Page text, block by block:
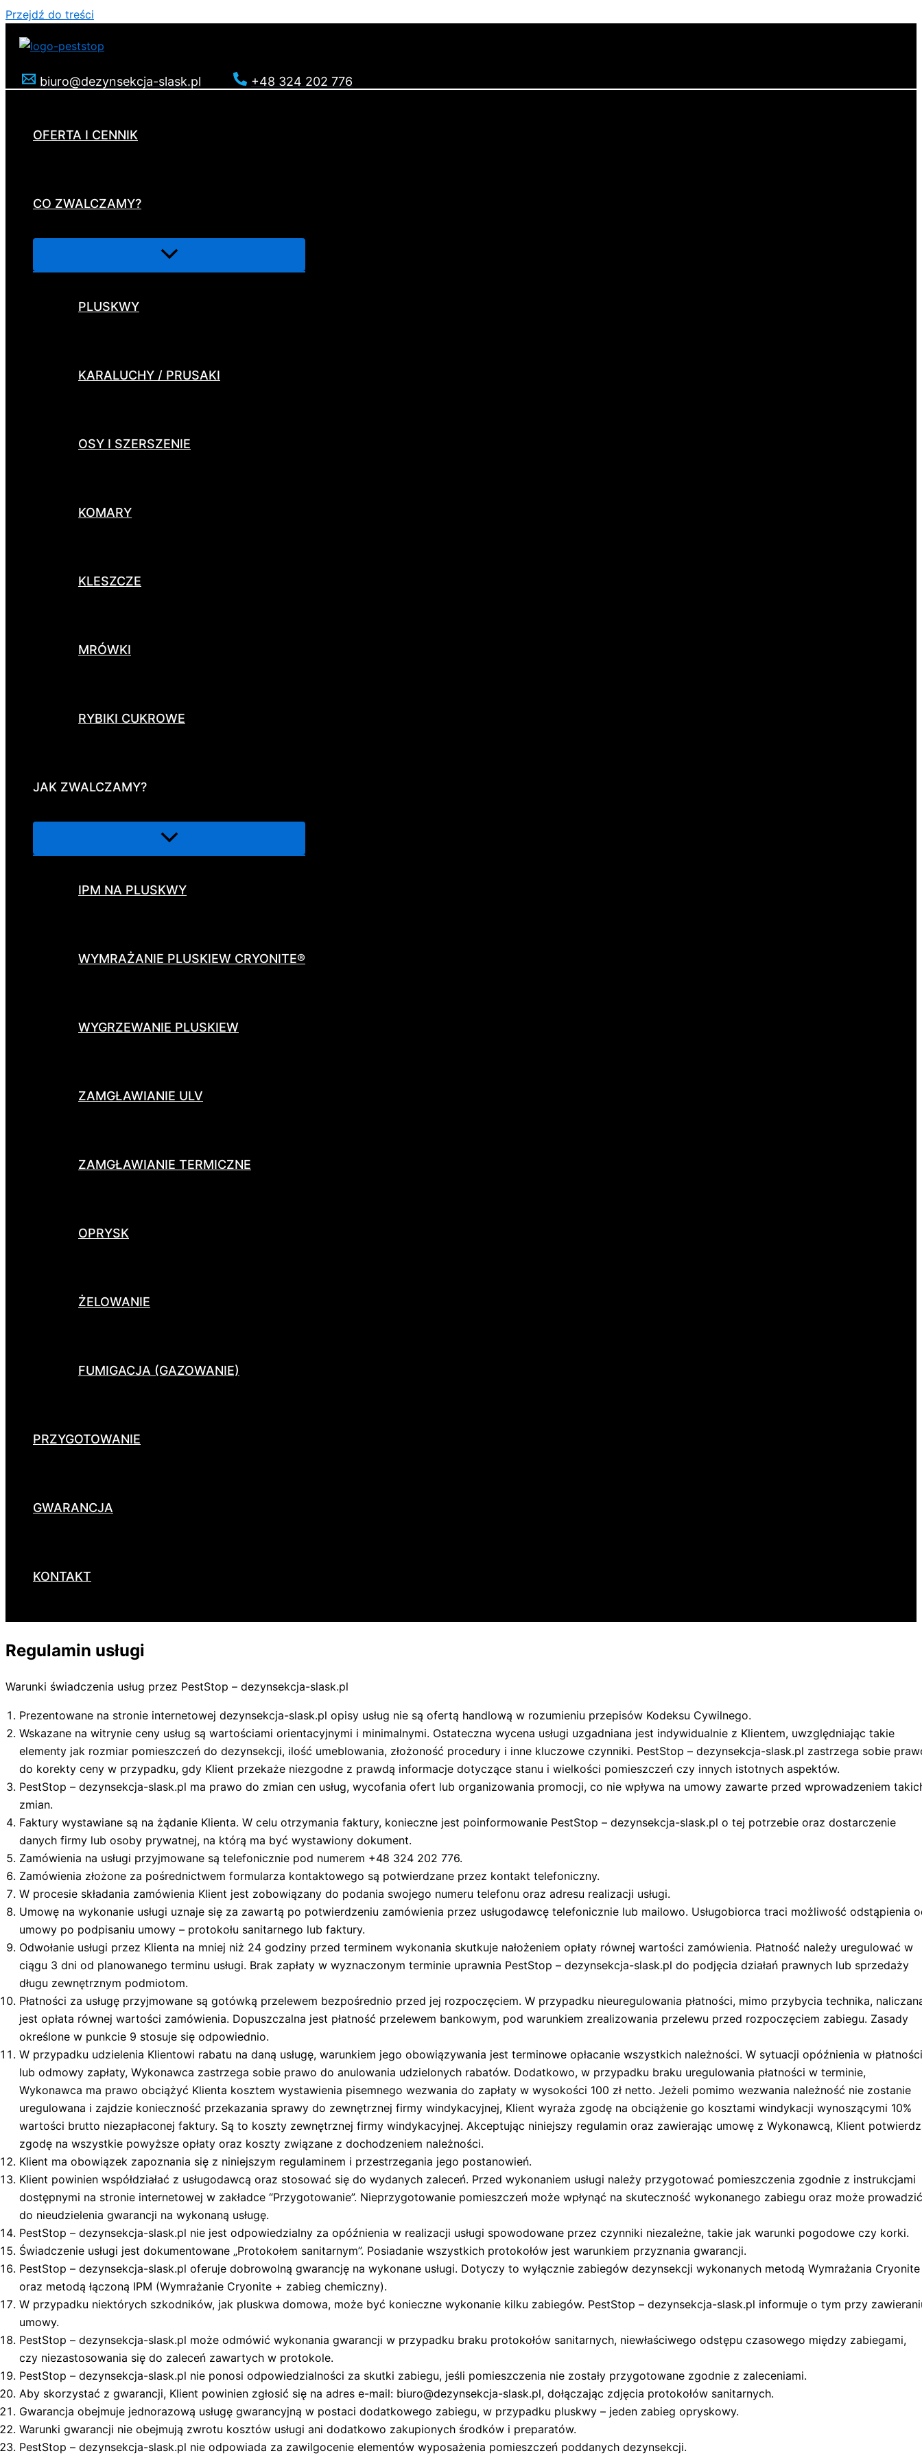
Przejdź do treści
biuro@dezynsekcja-slask.pl +48 324 202 776
OFERTA I CENNIK
CO ZWALCZAMY?
PLUSKWY
KARALUCHY / PRUSAKI
OSY I SZERSZENIE
KOMARY
KLESZCZE
MRÓWKI
RYBIKI CUKROWE
JAK ZWALCZAMY?
IPM NA PLUSKWY
WYMRAŻANIE PLUSKIEW CRYONITE®
WYGRZEWANIE PLUSKIEW
ZAMGŁAWIANIE ULV
ZAMGŁAWIANIE TERMICZNE
OPRYSK
ŻELOWANIE
FUMIGACJA (GAZOWANIE)
PRZYGOTOWANIE
GWARANCJA
KONTAKT
Regulamin usługi
Warunki świadczenia usług przez PestStop – dezynsekcja-slask.pl
Prezentowane na stronie internetowej dezynsekcja-slask.pl opisy usług nie są ofertą handlową w rozumieniu przepisów Kodeksu Cywilnego.
Wskazane na witrynie ceny usług są wartościami orientacyjnymi i minimalnymi. Ostateczna wycena usługi uzgadniana jest indywidualnie z Klientem, uwzględniając takie
elementy jak rozmiar pomieszczeń do dezynsekcji, ilość umeblowania, złożoność procedury i inne kluczowe czynniki. PestStop – dezynsekcja-slask.pl zastrzega sobie
do korekty ceny w przypadku, gdy Klient przekaże niezgodne z prawdą informacje dotyczące stanu i wielkości pomieszczeń czy innych istotnych aspektów.
PestStop – dezynsekcja-slask.pl ma prawo do zmian cen usług, wycofania ofert lub organizowania promocji, co nie wpływa na umowy zawarte przed wprowadzeniem
zmian.
Faktury wystawiane są na żądanie Klienta. W celu otrzymania faktury, konieczne jest poinformowanie PestStop – dezynsekcja-slask.pl o tej potrzebie oraz dostarczenie
danych firmy lub osoby prywatnej, na którą ma być wystawiony dokument.
Zamówienia na usługi przyjmowane są telefonicznie pod numerem +48 324 202 776.
Zamówienia złożone za pośrednictwem formularza kontaktowego są potwierdzane przez kontakt telefoniczny.
W procesie składania zamówienia Klient jest zobowiązany do podania swojego numeru telefonu oraz adresu realizacji usługi.
Umowę na wykonanie usługi uznaje się za zawartą po potwierdzeniu zamówienia przez usługodawcę telefonicznie lub mailowo. Usługobiorca traci możliwość odstąpienia
umowy po podpisaniu umowy – protokołu sanitarnego lub faktury.
Odwołanie usługi przez Klienta na mniej niż 24 godziny przed terminem wykonania skutkuje nałożeniem opłaty równej wartości zamówienia. Płatność należy uregulować w
ciągu 3 dni od planowanego terminu usługi. Brak zapłaty w wyznaczonym terminie uprawnia PestStop – dezynsekcja-slask.pl do podjęcia działań prawnych lub sprzedaży
długu zewnętrznym podmiotom.
Płatności za usługę przyjmowane są gotówką przelewem bezpośrednio przed jej rozpoczęciem. W przypadku nieuregulowania płatności, mimo przybycia technika,
jest opłata równej wartości zamówienia. Dopuszczalna jest płatność przelewem bankowym, pod warunkiem zrealizowania przelewu przed rozpoczęciem zabiegu. Zasady
określone w punkcie 9 stosuje się odpowiednio.
W przypadku udzielenia Klientowi rabatu na daną usługę, warunkiem jego obowiązywania jest terminowe opłacanie wszystkich należności. W sytuacji opóźnienia w płatności
lub odmowy zapłaty, Wykonawca zastrzega sobie prawo do anulowania udzielonych rabatów. Dodatkowo, w przypadku braku uregulowania płatności w terminie,
Wykonawca ma prawo obciążyć Klienta kosztem wystawienia pisemnego wezwania do zapłaty w wysokości 100 zł netto. Jeżeli pomimo wezwania należność nie zostanie
uregulowana i zajdzie konieczność przekazania sprawy do zewnętrznej firmy windykacyjnej, Klient wyraża zgodę na obciążenie go kosztami windykacji wynoszącymi 10%
wartości brutto niezapłaconej faktury. Są to koszty zewnętrznej firmy windykacyjnej. Akceptując niniejszy regulamin oraz zawierając umowę z Wykonawcą, Klient
zgodę na wszystkie powyższe opłaty oraz koszty związane z dochodzeniem należności.
Klient ma obowiązek zapoznania się z niniejszym regulaminem i przestrzegania jego postanowień.
Klient powinien współdziałać z usługodawcą oraz stosować się do wydanych zaleceń. Przed wykonaniem usługi należy przygotować pomieszczenia zgodnie z instrukcjami
dostępnymi na stronie internetowej w zakładce “Przygotowanie”. Nieprzygotowanie pomieszczeń może wpłynąć na skuteczność wykonanego zabiegu oraz może prowadzić
do nieudzielenia gwarancji na wykonaną usługę.
PestStop – dezynsekcja-slask.pl nie jest odpowiedzialny za opóźnienia w realizacji usługi spowodowane przez czynniki niezależne, takie jak warunki pogodowe czy korki.
Świadczenie usługi jest dokumentowane „Protokołem sanitarnym”. Posiadanie wszystkich protokołów jest warunkiem przyznania gwarancji.
PestStop – dezynsekcja-slask.pl oferuje dobrowolną gwarancję na wykonane usługi. Dotyczy to wyłącznie zabiegów dezynsekcji wykonanych metodą Wymrażania Cryonite
oraz metodą łączoną IPM (Wymrażanie Cryonite + zabieg chemiczny).
W przypadku niektórych szkodników, jak pluskwa domowa, może być konieczne wykonanie kilku zabiegów. PestStop – dezynsekcja-slask.pl informuje o tym przy
umowy.
PestStop – dezynsekcja-slask.pl może odmówić wykonania gwarancji w przypadku braku protokołów sanitarnych, niewłaściwego odstępu czasowego między zabiegami,
czy niezastosowania się do zaleceń zawartych w protokole.
PestStop – dezynsekcja-slask.pl nie ponosi odpowiedzialności za skutki zabiegu, jeśli pomieszczenia nie zostały przygotowane zgodnie z zaleceniami.
Aby skorzystać z gwarancji, Klient powinien zgłosić się na adres e-mail: biuro@dezynsekcja-slask.pl, dołączając zdjęcia protokołów sanitarnych.
Gwarancja obejmuje jednorazową usługę gwarancyjną w postaci dodatkowego zabiegu, w przypadku pluskwy – jeden zabieg opryskowy.
Warunki gwarancji nie obejmują zwrotu kosztów usługi ani dodatkowo zakupionych środków i preparatów.
PestStop – dezynsekcja-slask.pl nie odpowiada za zawilgocenie elementów wyposażenia pomieszczeń poddanych dezynsekcji.